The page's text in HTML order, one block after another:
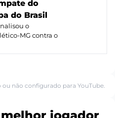
do
do Brasil
o
MG contra o
não configurado para YouTube.